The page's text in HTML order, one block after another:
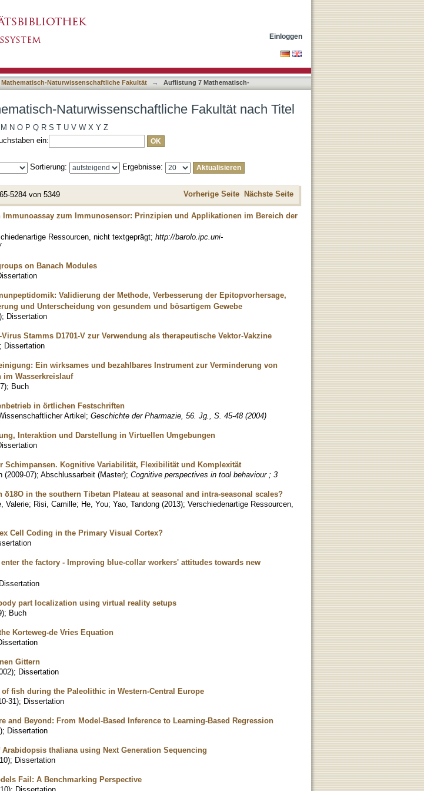
Einloggen
Mathematisch-Naturwissenschaftliche Fakultät →
Auflistung 7 Mathematisch-
Naturwissenschaftliche Fakultät nach Titel
M N O P Q R S T U V W X Y Z
ein:
Sortierung: Ergebnisse:
5284 von 5349 Vorherige Seite Nächste Seite
Immunoassay zum Immunosensor: Prinzipien und Applikationen im Bereich der
Ressourcen, nicht textgeprägt; http://barolo.ipc.uni-
on Banach Modules
Validierung der Methode, Verbesserung der Epitopvorhersage,
und Unterscheidung von gesundem und bösartigem Gewebe
); Dissertation
Stamms D1701-V zur Verwendung als therapeutische Vektor-Vakzine
; Dissertation
Ein wirksames und bezahlbares Instrument zur Verminderung von
im Wasserkreislauf
); Buch
in örtlichen Festschriften
Artikel; Geschichte der Pharmazie, 56. Jg., S. 45-48 (2004)
Interaktion und Darstellung in Virtuellen Umgebungen
Schimpansen. Kognitive Variabilität, Flexibilität und Komplexität
(2009-07); Abschlussarbeit (Master); Cognitive perspectives in tool behaviour ; 3
in the southern Tibetan Plateau at seasonal and intra-seasonal scales?
Valerie; Risi, Camille; He, You; Yao, Tandong (2013); Verschiedenartige Ressourcen,
Cell Coding in the Primary Visual Cortex?
the factory - Improving blue-collar workers' attitudes towards new
Dissertation
part localization using virtual reality setups
); Buch
Korteweg-de Vries Equation
Gittern
); Dissertation
fish during the Paleolithic in Western-Central Europe
31); Dissertation
and Beyond: From Model-Based Inference to Learning-Based Regression
); Dissertation
thaliana using Next Generation Sequencing
); Dissertation
Fail: A Benchmarking Perspective